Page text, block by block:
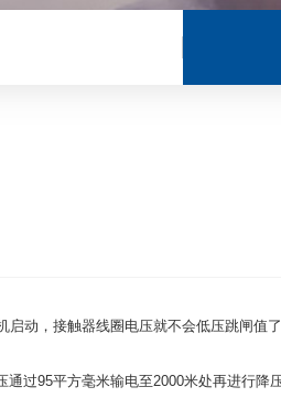
动，接触器线圈电压就不会低压跳闸值
过95平方毫米输电至2000米处再进行降